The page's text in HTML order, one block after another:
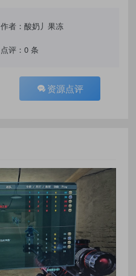
作者：酸奶丿果冻
点评：0 条
资源点评